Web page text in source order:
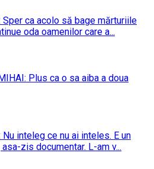
ca acolo să bage mărturiile
oda oamenilor care a...
Plus ca o sa aiba a doua
inteleg ce nu ai inteles. E un
zis documentar. L-am v...